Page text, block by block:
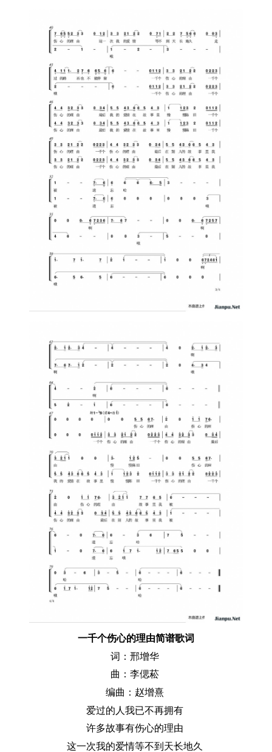
一千个伤心的理由简谱歌词
词：邢增华
曲：李偲菘
编曲：赵增熹
爱过的人我已不再拥有
许多故事有伤心的理由
这一次我的爱情等不到天长地久